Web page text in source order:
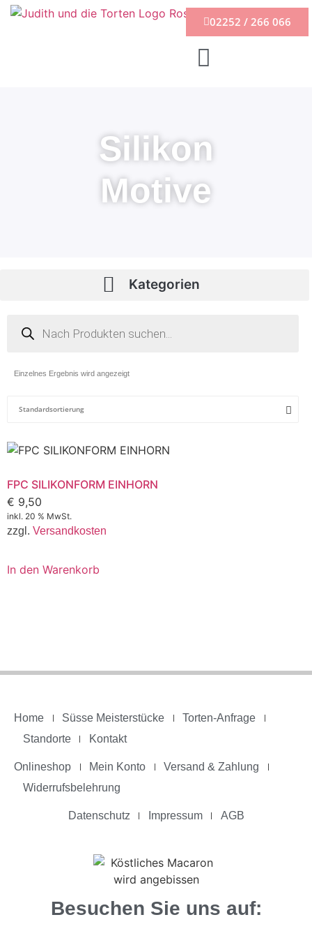
02252 / 266 066
Silikon
Motive
Einzelnes Ergebnis wird angezeigt
FPC SILIKONFORM EINHORN
€ 9,50
inkl. 20 % MwSt.
zzgl. Versandkosten
In den Warenkorb
Home Süsse Meisterstücke
Torten-Anfrage
Standorte
Kontakt
Onlineshop Mein Konto
Versand & Zahlung
Widerrufsbelehrung
Datenschutz Impressum AGB
Besuchen Sie uns auf: